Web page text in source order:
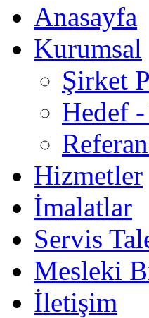
Anasayfa
Kurumsal
Şirket
Hedef
Hizmetler
İmalatlar
Servis
Mesleki
İletişim